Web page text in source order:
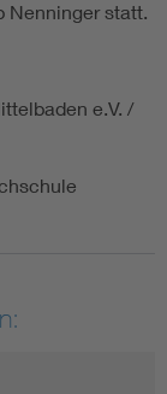
Nenninger statt.
e.V. /